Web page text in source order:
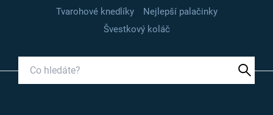
Tvarohové knedlíky
Nejlepší palačinky
Švestkový koláč